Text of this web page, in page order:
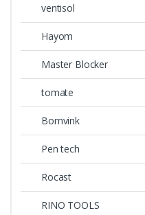
ventisol
Hayom
Master Blocker
tomate
Bomvink
Pen tech
Rocast
RINO TOOLS